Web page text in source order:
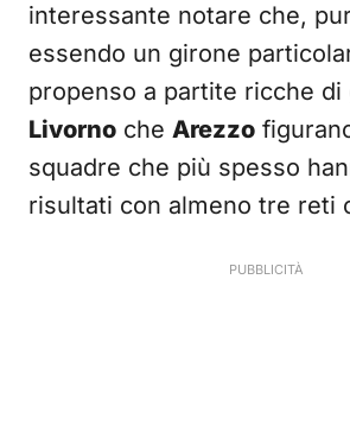
interessante notare che,
essendo un girone
propenso a partite ricche di
Livorno che Arezzo
squadre che più spesso
risultati con almeno tre reti